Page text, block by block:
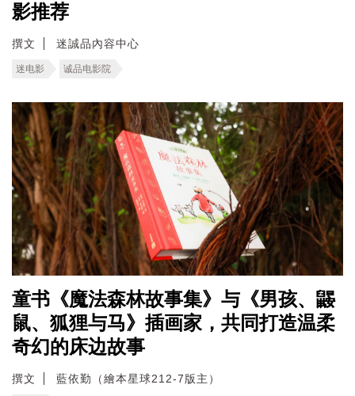
影推荐
撰文 迷誠品內容中心
迷电影 诚品电影院
童书《魔法森林故事集》与《男孩、鼹
鼠、狐狸与马》插画家，共同打造温柔
奇幻的床边故事
撰文 藍依勤（繪本星球212-7版主）